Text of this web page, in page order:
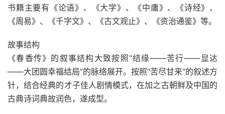
书籍主要有《论语》、《大学》、《中庸》、《诗经》、
《周易》、《千字文》、《古文观止》、《资治通鉴》等。
故事结构
《春香传》的叙事结构大致按照“结缘——苦行——显达
——大团圆幸福结局”的脉络展开。按照“苦尽甘来”的叙述方
针，结合经典的才子佳人剧情模式，在加之古朝鲜及中国的
古典诗词典故润色，遂成型。